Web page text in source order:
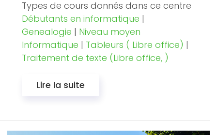
Types de cours donnés dans ce centre
Débutants en informatique |
Genealogie | Niveau moyen
Informatique | Tableurs ( Libre office) |
Traitement de texte (Libre office, )
Lire la suite